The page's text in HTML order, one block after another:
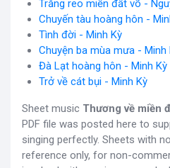
Trăng reo miền đất võ -
Chuyến tàu hoàng hôn -
Tình đời - Minh Kỳ
Chuyện ba mùa mưa - Minh
Đà Lạt hoàng hôn - Minh Kỳ
Trở về cát bụi - Minh Kỳ
Sheet music Thương về miền
PDF file was posted here to
singing perfectly. Sheets with
reference only, for non-